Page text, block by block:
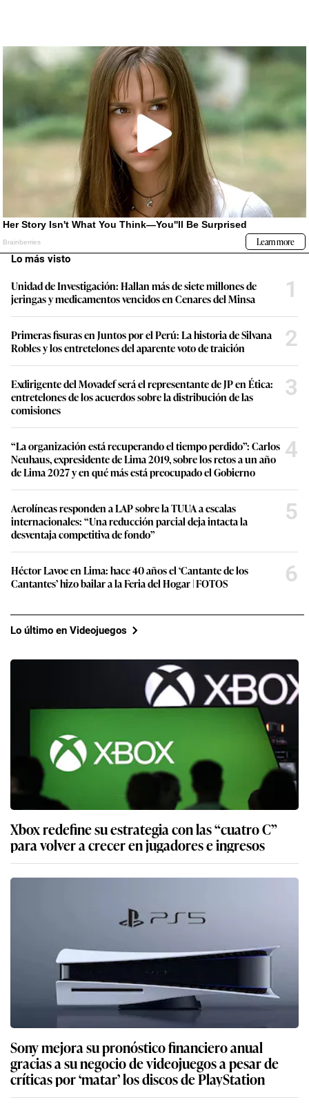
Lo más visto
Unidad de Investigación: Hallan más de siete millones de
jeringas y medicamentos vencidos en Cenares del Minsa
1
Primeras fisuras en Juntos por el Perú: La historia de Silvana
Robles y los entretelones del aparente voto de traición
2
Exdirigente del Movadef será el representante de JP en Ética:
entretelones de los acuerdos sobre la distribución de las
comisiones
3
“La organización está recuperando el tiempo perdido”: Carlos
Neuhaus, expresidente de Lima 2019, sobre los retos a un año
de Lima 2027 y en qué más está preocupado el Gobierno
4
Aerolíneas responden a LAP sobre la TUUA a escalas
internacionales: “Una reducción parcial deja intacta la
desventaja competitiva de fondo”
5
Héctor Lavoe en Lima: hace 40 años el ‘Cantante de los
Cantantes’ hizo bailar a la Feria del Hogar | FOTOS
6
Lo último en Videojuegos
Xbox redefine su estrategia con las “cuatro C”
para volver a crecer en jugadores e ingresos
Sony mejora su pronóstico financiero anual
gracias a su negocio de videojuegos a pesar de
críticas por ‘matar’ los discos de PlayStation